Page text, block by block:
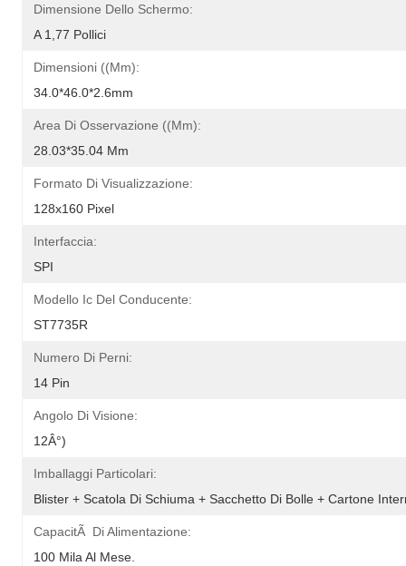
Dimensione Dello Schermo:
A 1,77 Pollici
Dimensioni ((mm):
34.0*46.0*2.6mm
Area Di Osservazione ((mm):
28.03*35.04 Mm
Formato Di Visualizzazione:
128x160 Pixel
Interfaccia:
SPI
Modello Ic Del Conducente:
ST7735R
Numero Di Perni:
14 Pin
Angolo Di Visione:
12Â°)
Imballaggi Particolari:
Blister + Scatola Di Schiuma + Sacchetto Di Bolle + Cartone
CapacitÃ Di Alimentazione:
100 Mila Al Mese.